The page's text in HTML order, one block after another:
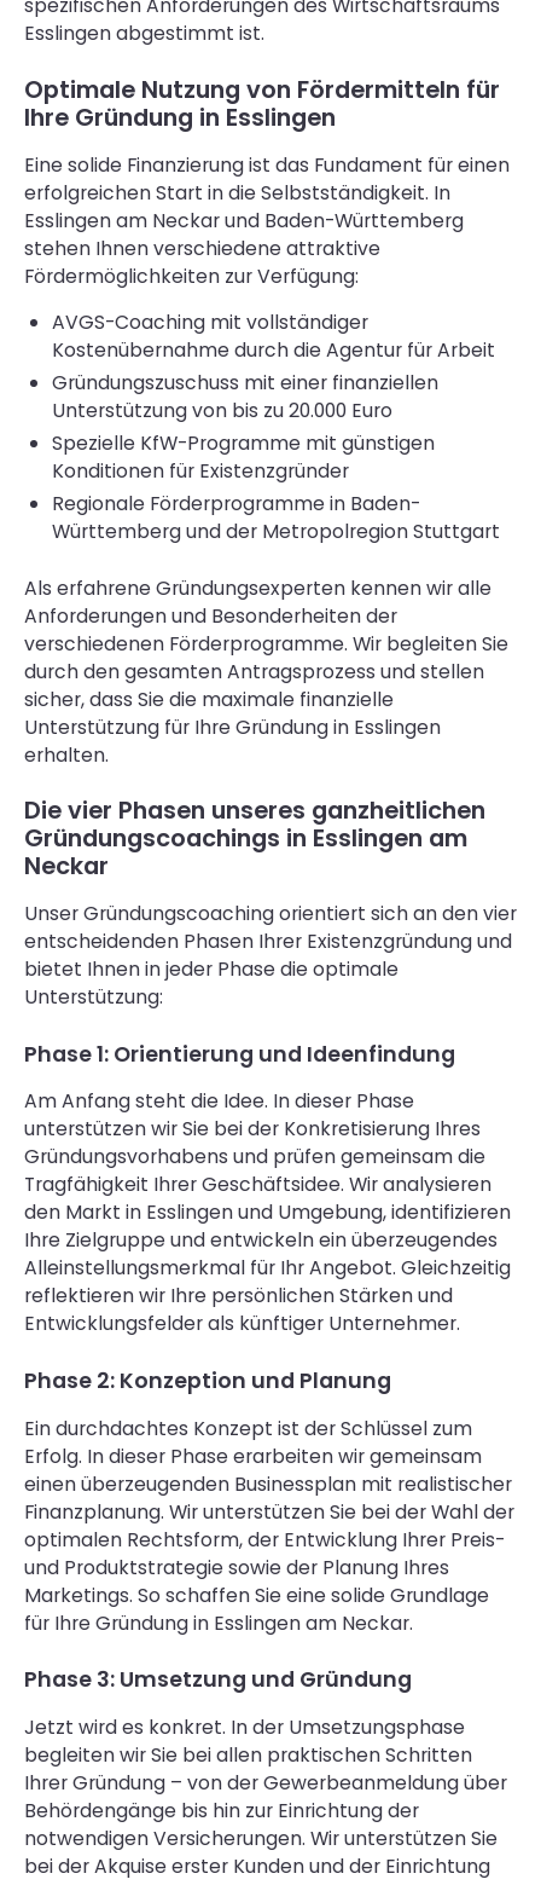
spezifischen Anforderungen des Wirtschaftsraums
Esslingen abgestimmt ist.
Optimale Nutzung von Fördermitteln für
Ihre Gründung in Esslingen
Eine solide Finanzierung ist das Fundament für einen
erfolgreichen Start in die Selbstständigkeit. In
Esslingen am Neckar und Baden-Württemberg
stehen Ihnen verschiedene attraktive
Fördermöglichkeiten zur Verfügung:
AVGS-Coaching mit vollständiger
Kostenübernahme durch die Agentur für Arbeit
Gründungszuschuss mit einer finanziellen
Unterstützung von bis zu 20.000 Euro
Spezielle KfW-Programme mit günstigen
Konditionen für Existenzgründer
Regionale Förderprogramme in Baden-
Württemberg und der Metropolregion Stuttgart
Als erfahrene Gründungsexperten kennen wir alle
Anforderungen und Besonderheiten der
verschiedenen Förderprogramme. Wir begleiten Sie
durch den gesamten Antragsprozess und stellen
sicher, dass Sie die maximale finanzielle
Unterstützung für Ihre Gründung in Esslingen
erhalten.
Die vier Phasen unseres ganzheitlichen
Gründungscoachings in Esslingen am
Neckar
Unser Gründungscoaching orientiert sich an den vier
entscheidenden Phasen Ihrer Existenzgründung und
bietet Ihnen in jeder Phase die optimale
Unterstützung:
Phase 1: Orientierung und Ideenfindung
Am Anfang steht die Idee. In dieser Phase
unterstützen wir Sie bei der Konkretisierung Ihres
Gründungsvorhabens und prüfen gemeinsam die
Tragfähigkeit Ihrer Geschäftsidee. Wir analysieren
den Markt in Esslingen und Umgebung, identifizieren
Ihre Zielgruppe und entwickeln ein überzeugendes
Alleinstellungsmerkmal für Ihr Angebot. Gleichzeitig
reflektieren wir Ihre persönlichen Stärken und
Entwicklungsfelder als künftiger Unternehmer.
Phase 2: Konzeption und Planung
Ein durchdachtes Konzept ist der Schlüssel zum
Erfolg. In dieser Phase erarbeiten wir gemeinsam
einen überzeugenden Businessplan mit realistischer
Finanzplanung. Wir unterstützen Sie bei der Wahl der
optimalen Rechtsform, der Entwicklung Ihrer Preis-
und Produktstrategie sowie der Planung Ihres
Marketings. So schaffen Sie eine solide Grundlage
für Ihre Gründung in Esslingen am Neckar.
Phase 3: Umsetzung und Gründung
Jetzt wird es konkret. In der Umsetzungsphase
begleiten wir Sie bei allen praktischen Schritten
Ihrer Gründung – von der Gewerbeanmeldung über
Behördengänge bis hin zur Einrichtung der
notwendigen Versicherungen. Wir unterstützen Sie
bei der Akquise erster Kunden und der Einrichtung